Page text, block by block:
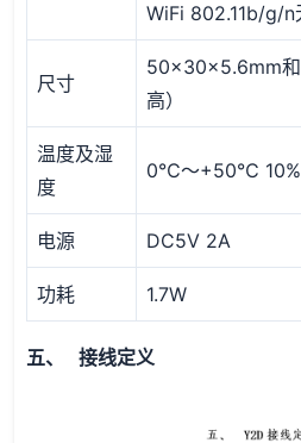
WiFi 802.11b/g/n
尺寸
50x30x5.6mm
高）
温度及湿
度
0℃～+50℃ 10%
电源 DC5V 2A
功耗 1.7W
五、 接线定义